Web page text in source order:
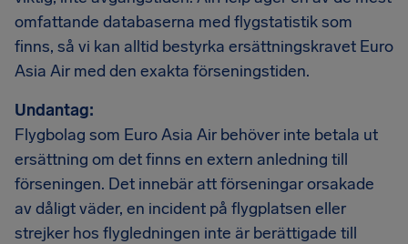
omfattande databaserna med flygstatistik som
finns, så vi kan alltid bestyrka ersättningskravet Euro
Asia Air med den exakta förseningstiden.
Undantag:
Flygbolag som Euro Asia Air behöver inte betala ut
ersättning om det finns en extern anledning till
förseningen. Det innebär att förseningar orsakade
av dåligt väder, en incident på flygplatsen eller
strejker hos flygledningen inte är berättigade till